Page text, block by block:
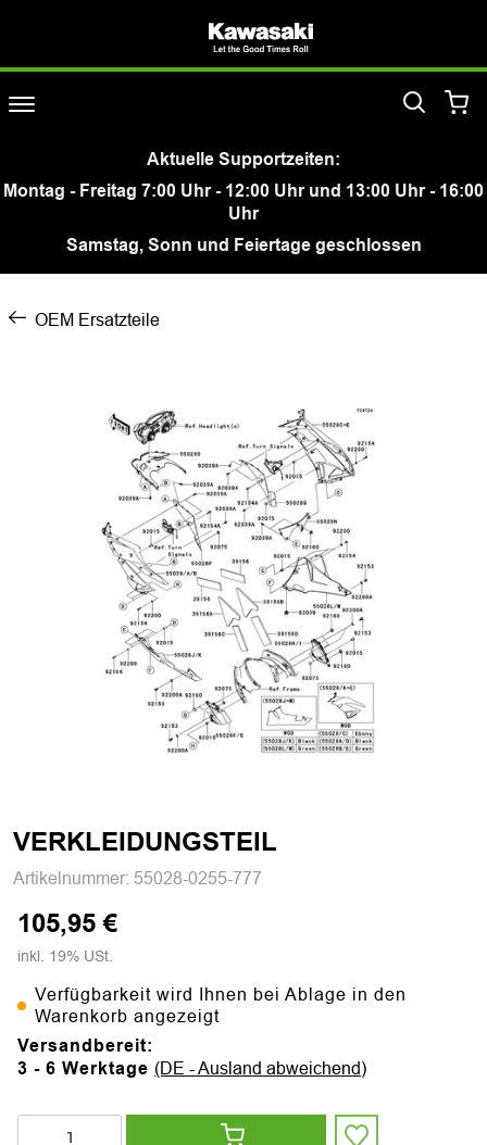
Aktuelle Supportzeiten:
Montag - Freitag 7:00 Uhr - 12:00 Uhr und 13:00 Uhr - 16:00
Uhr
Samstag, Sonn und Feiertage geschlossen
OEM Ersatzteile
VERKLEIDUNGSTEIL
Artikelnummer: 55028-0255-777
105,95 €
inkl. 19% USt.
Verfügbarkeit wird Ihnen bei Ablage in den
Warenkorb angezeigt
Versandbereit:
3 - 6 Werktage (DE - Ausland abweichend)